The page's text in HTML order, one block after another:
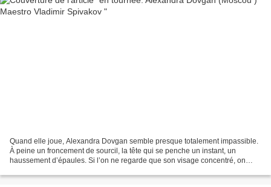
Quand elle joue, Alexandra Dovgan semble presque totalement impassible.
À peine un froncement de sourcil, la tête qui se penche un instant, un
haussement d’épaules. Si l’on ne regarde que son visage concentré, on